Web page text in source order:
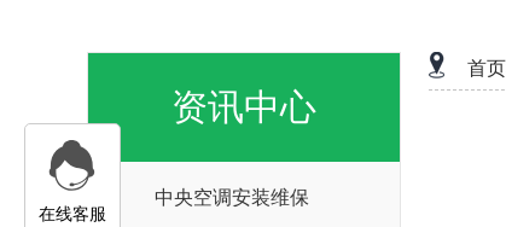
资讯中心
中央空调安装维保
首
在线客服